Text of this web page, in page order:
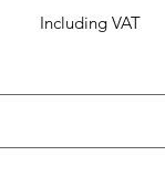
Including VAT